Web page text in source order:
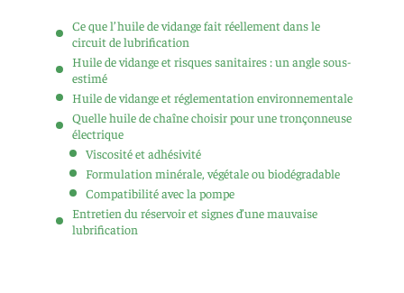
Ce que l’huile de vidange fait réellement dans le
circuit de lubrification
Huile de vidange et risques sanitaires : un angle sous-
estimé
Huile de vidange et réglementation environnementale
Quelle huile de chaîne choisir pour une tronçonneuse
électrique
Viscosité et adhésivité
Formulation minérale, végétale ou biodégradable
Compatibilité avec la pompe
Entretien du réservoir et signes d’une mauvaise
lubrification